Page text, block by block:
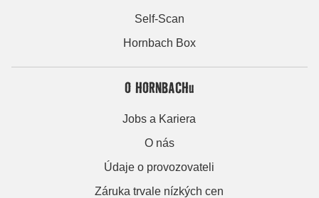
Self-Scan
Hornbach Box
O HORNBACHu
Jobs a Kariera
O nás
Údaje o provozovateli
Záruka trvale nízkých cen